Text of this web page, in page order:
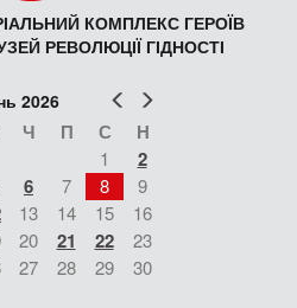
КОМПЛЕКС ГЕРОЇВ
РЕВОЛЮЦІЇ ГІДНОСТІ
Попер
2026
Ч П С Н
1 2
6 7 8
9
13 14 15
16
20 21 22
23
27 28 29
30